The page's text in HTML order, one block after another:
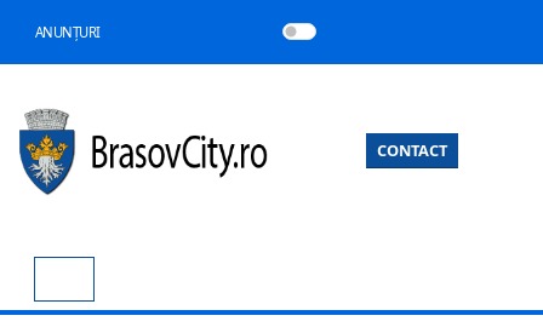
ANUNȚURI
CONTACT